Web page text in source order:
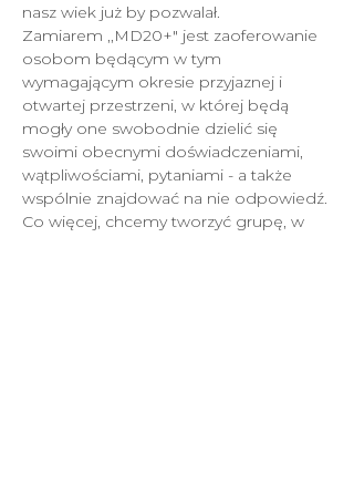
nasz wiek już by pozwalał.
Zamiarem ,,MD20+" jest zaoferowanie
osobom będącym w tym
wymagającym okresie przyjaznej i
otwartej przestrzeni, w której będą
mogły one swobodnie dzielić się
swoimi obecnymi doświadczeniami,
wątpliwościami, pytaniami - a także
wspólnie znajdować na nie odpowiedź.
Co więcej, chcemy tworzyć grupę, w